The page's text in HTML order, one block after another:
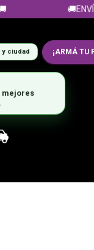
y ciudad ¡ARMÁ TU
mejores